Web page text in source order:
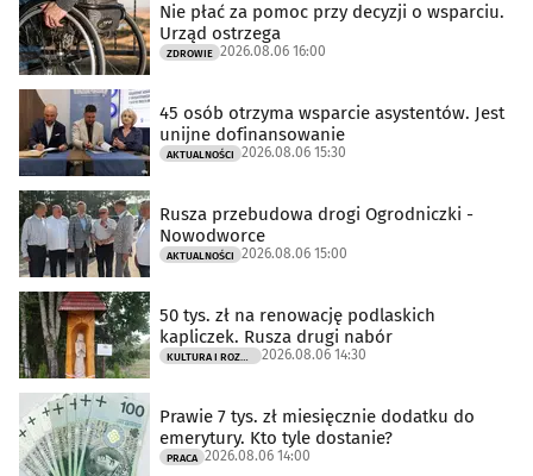
Nie płać za pomoc przy decyzji o wsparciu.
Urząd ostrzega
ZDROWIE 2026.08.06 16:00
45 osób otrzyma wsparcie asystentów. Jest
unijne dofinansowanie
AKTUALNOŚCI 2026.08.06 15:30
Rusza przebudowa drogi Ogrodniczki -
Nowodworce
AKTUALNOŚCI 2026.08.06 15:00
50 tys. zł na renowację podlaskich
kapliczek. Rusza drugi nabór
KULTURA I ROZRYWKA 2026.08.06 14:30
Prawie 7 tys. zł miesięcznie dodatku do
emerytury. Kto tyle dostanie?
PRACA 2026.08.06 14:00